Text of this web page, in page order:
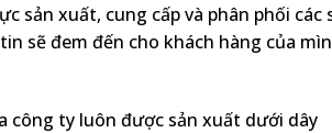
sản xuất, cung cấp và phân phối các
sẽ đem đến cho khách hàng của
công ty luôn được sản xuất dưới dây